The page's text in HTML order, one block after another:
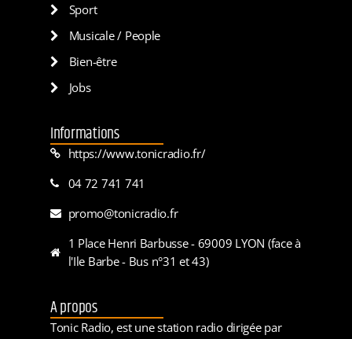
Sport
Musicale / People
Bien-être
Jobs
Informations
https://www.tonicradio.fr/
04 72 741 741
promo@tonicradio.fr
1 Place Henri Barbusse - 69009 LYON (face à
l'Ile Barbe - Bus n°31 et 43)
A propos
Tonic Radio, est une station radio dirigée par